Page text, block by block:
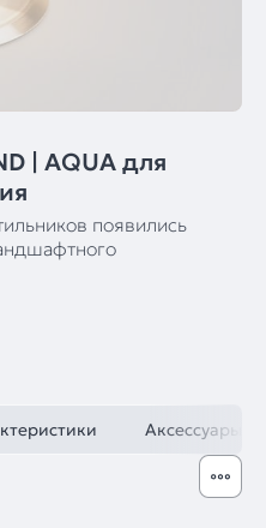
| AQUA для
появились
Аксессуары